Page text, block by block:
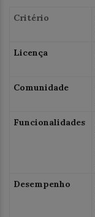
Critério
Licença
Comunidade
Funcionalidades
Desempenho